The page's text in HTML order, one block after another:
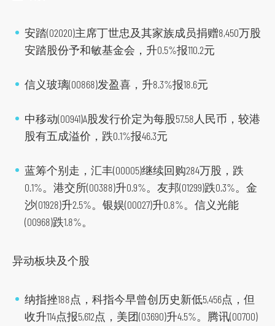
l
r
安踏(02020)主席丁世忠及其家族成员捐赠8,450万股
安踏股份予和敏基金会，升0.5%报110.2元
信义玻璃(00868)发盈喜，升8.3%报18.6元
中移动(00941)A股发行价定为每股57.58人民币，较港
股有五成溢价，跌0.1%报46.3元
蓝筹个别走，汇丰(00005)继续回购284万股，跌
0.1%。港交所(00388)升0.9%。友邦(01299)跌0.3%。金
沙(01928)升2.5%。银娱(00027)升0.8%。信义光能
(00968)跌1.8%。
异动板块及个股
纳指挫188点，科指今早曾创历史新低5,456点，但
收升114点报5,612点，美团(03690)升4.5%。腾讯(00700)